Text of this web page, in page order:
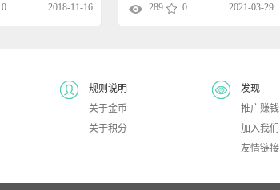
0 2018-11-16 289 0 2021-03-29
规则说明
关于金币
关于积分
发现
推广赚钱
加入我们
友情链接